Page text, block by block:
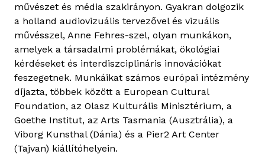
művészet és média szakirányon. Gyakran dolgozik
a holland audiovizuális tervezővel és vizuális
művésszel, Anne Fehres-szel, olyan munkákon,
amelyek a társadalmi problémákat, ökológiai
kérdéseket és interdiszciplináris innovációkat
feszegetnek. Munkáikat számos európai intézmény
díjazta, többek között a European Cultural
Foundation, az Olasz Kulturális Minisztérium, a
Goethe Institut, az Arts Tasmania (Ausztrália), a
Viborg Kunsthal (Dánia) és a Pier2 Art Center
(Tajvan) kiállítóhelyein.